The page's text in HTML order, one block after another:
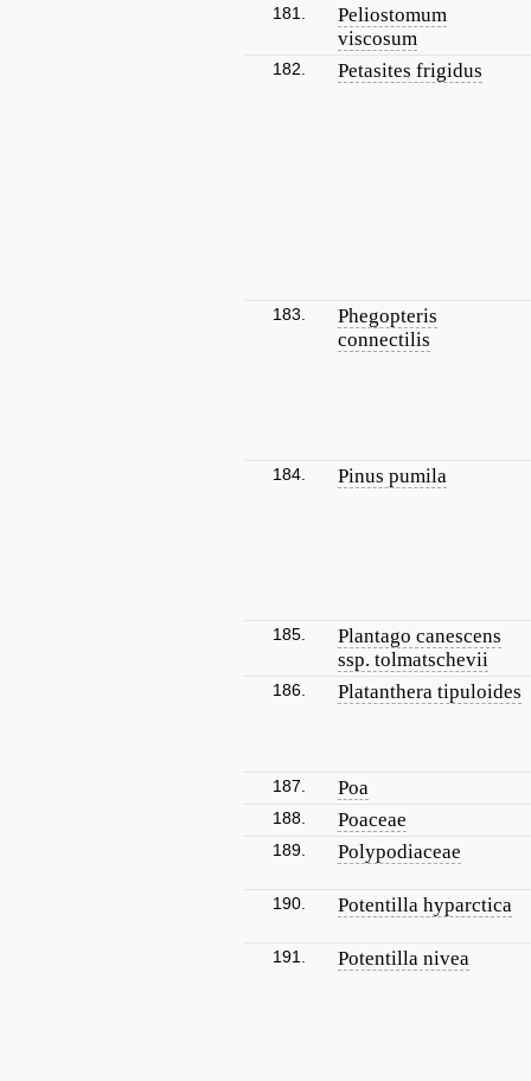
181.
Peliostomum
viscosum
182. Petasites frigidus
183.
Phegopteris
connectilis
184. Pinus pumila
185.
Plantago canescens
ssp. tolmatschevii
186. Platanthera tipuloides
187. Poa
188. Poaceae
189. Polypodiaceae
190. Potentilla hyparctica
191. Potentilla nivea